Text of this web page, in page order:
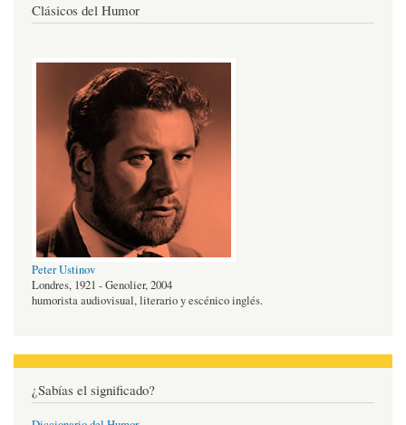
Clásicos del Humor
Peter Ustinov
Londres, 1921 - Genolier, 2004
humorista audiovisual, literario y escénico inglés.
¿Sabías el significado?